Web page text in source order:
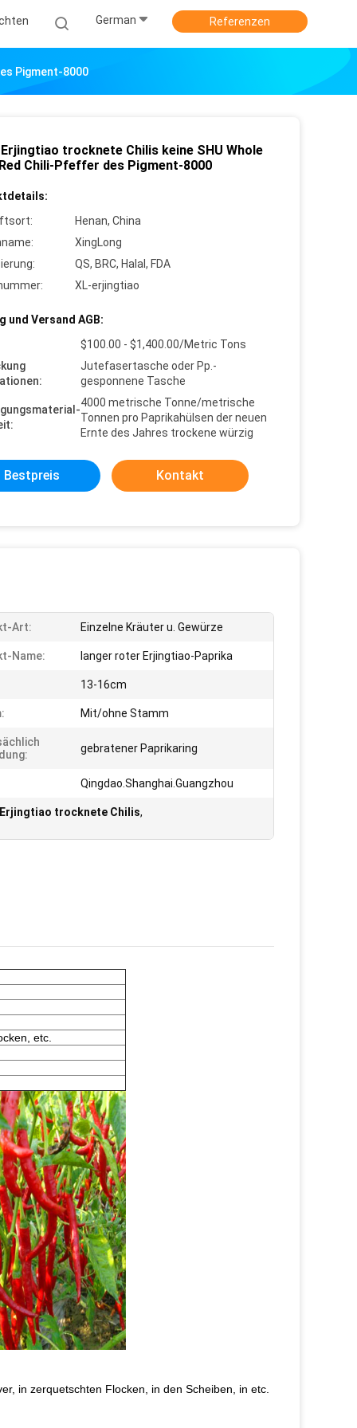
German Referenzen
Pigment-8000
trocknete Chilis keine SHU Whole
Chili-Pfeffer des Pigment-8000
Henan, China
XingLong
QS, BRC, Halal, FDA
XL-erjingtiao
und Versand AGB:
$100.00 - $1,400.00/Metric Tons
Jutefasertasche oder Pp.-
gesponnene Tasche
4000 metrische Tonne/metrische
Tonnen pro Paprikahülsen der neuen
Ernte des Jahres trockene würzig
Bestpreis Kontakt
Art: Einzelne Kräuter u. Gewürze
Name: langer roter Erjingtiao-Paprika
13-16cm
Mit/ohne Stamm
gebratener Paprikaring
Qingdao.Shanghai.Guangzhou
trocknete Chilis,
etc.
in zerquetschten Flocken, in den Scheiben, in etc.